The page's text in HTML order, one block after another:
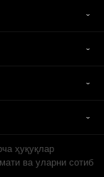
ҳуқуқлар
ва уларни сотиб